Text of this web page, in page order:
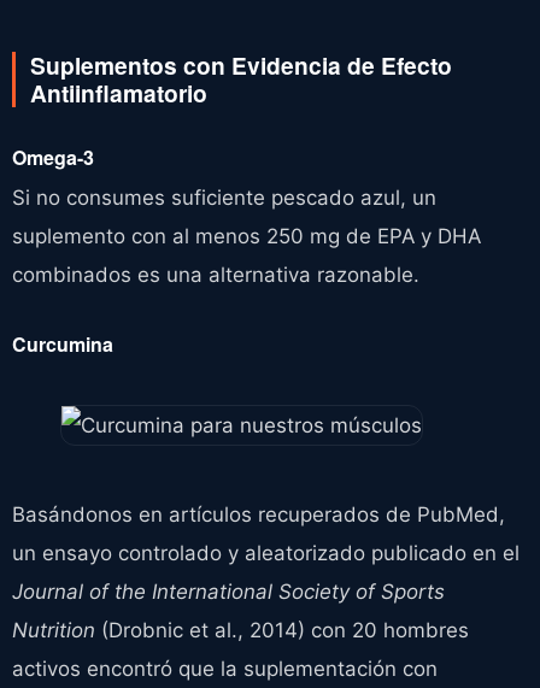
Suplementos con Evidencia de Efecto
Antiinflamatorio
Omega-3
Si no consumes suficiente pescado azul, un
suplemento con al menos 250 mg de EPA y DHA
combinados es una alternativa razonable.
Curcumina
Basándonos en artículos recuperados de PubMed,
un ensayo controlado y aleatorizado publicado en el
Journal of the International Society of Sports
Nutrition (Drobnic et al., 2014) con 20 hombres
activos encontró que la suplementación con